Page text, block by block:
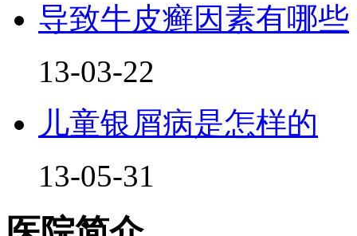
导致牛皮癣因素有哪些
13-03-22
儿童银屑病是怎样的
13-05-31